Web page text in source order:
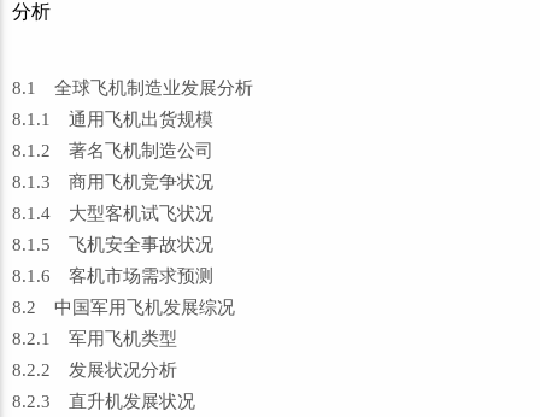
分析
8.1 全球飞机制造业发展分析
8.1.1 通用飞机出货规模
8.1.2 著名飞机制造公司
8.1.3 商用飞机竞争状况
8.1.4 大型客机试飞状况
8.1.5 飞机安全事故状况
8.1.6 客机市场需求预测
8.2 中国军用飞机发展综况
8.2.1 军用飞机类型
8.2.2 发展状况分析
8.2.3 直升机发展状况